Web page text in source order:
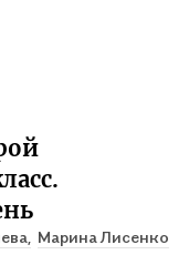
Марина Лисенко